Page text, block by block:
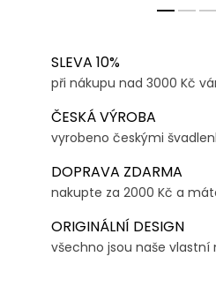
SLEVA 10%
při nákupu nad 3000 Kč
ČESKÁ VÝROBA
vyrobeno českými
DOPRAVA ZDARMA
nakupte za 2000 Kč a
ORIGINÁLNÍ DESIGN
všechno jsou naše vlastní